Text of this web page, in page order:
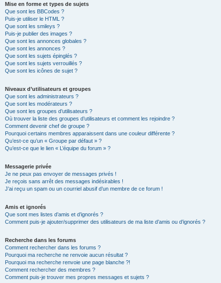
Mise en forme et types de sujets
Que sont les BBCodes ?
Puis-je utiliser le HTML ?
Que sont les smileys ?
Puis-je publier des images ?
Que sont les annonces globales ?
Que sont les annonces ?
Que sont les sujets épinglés ?
Que sont les sujets verrouillés ?
Que sont les icônes de sujet ?
Niveaux d’utilisateurs et groupes
Que sont les administrateurs ?
Que sont les modérateurs ?
Que sont les groupes d’utilisateurs ?
Où trouver la liste des groupes d’utilisateurs et comment les rejoindre ?
Comment devenir chef de groupe ?
Pourquoi certains membres apparaissent dans une couleur différente ?
Qu’est-ce qu’un « Groupe par défaut » ?
Qu’est-ce que le lien « L’équipe du forum » ?
Messagerie privée
Je ne peux pas envoyer de messages privés !
Je reçois sans arrêt des messages indésirables !
J’ai reçu un spam ou un courriel abusif d’un membre de ce forum !
Amis et ignorés
Que sont mes listes d’amis et d’ignorés ?
Comment puis-je ajouter/supprimer des utilisateurs de ma liste d’amis ou d’ignorés ?
Recherche dans les forums
Comment rechercher dans les forums ?
Pourquoi ma recherche ne renvoie aucun résultat ?
Pourquoi ma recherche renvoie une page blanche ?!
Comment rechercher des membres ?
Comment puis-je trouver mes propres messages et sujets ?